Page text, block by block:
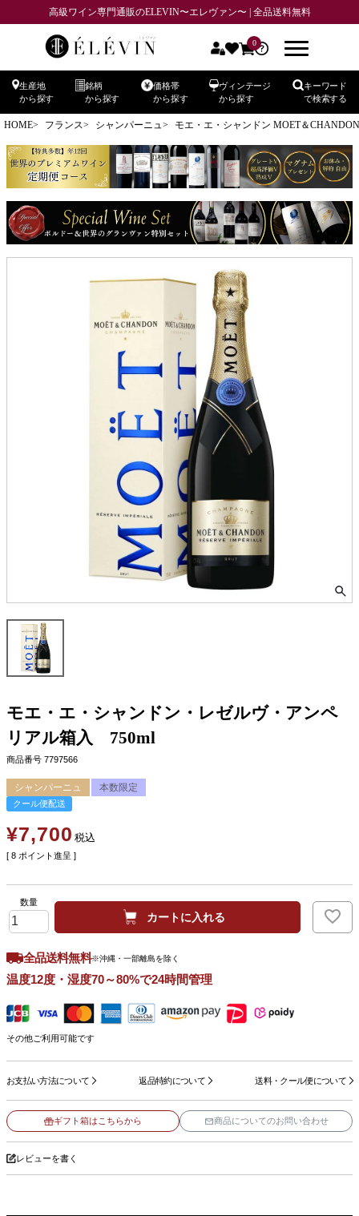
高級ワイン専門通販のELEVIN〜エレヴァン〜 | 全品送料無料
0
生産地
から探す
銘柄
から探す
価格帯
から探す
ヴィンテージ
から探す
キーワード
で検索する
HOME フランス シャンパーニュ モエ・エ・シャンドン MOET＆CHANDON
モエ・エ・シャンドン・レゼルヴ・アンペ
リアル箱入 750ml
商品番号 7797566
シャンパーニュ 本数限定
クール便配送
¥7,700 税込
[ 8 ポイント進呈 ]
カートに入れる
全品送料無料※沖縄・一部離島を除く
温度12度・湿度70～80%で24時間管理
その他ご利用可能です
お支払い方法について 返品特約について 送料・クール便について
ギフト箱はこちらから 商品についてのお問い合わせ
レビューを書く